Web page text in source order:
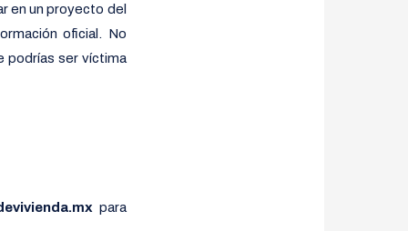
en un proyecto del
oficial. No
podrías ser víctima
para